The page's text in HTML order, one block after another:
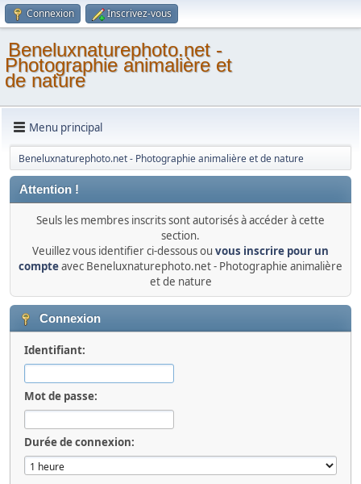
Connexion Inscrivez-vous
Beneluxnaturephoto.net -
Photographie animalière et
de nature
Menu principal
Beneluxnaturephoto.net - Photographie animalière et de nature
Attention !
Seuls les membres inscrits sont autorisés à accéder à cette
section.
Veuillez vous identifier ci-dessous ou vous inscrire pour un
compteavec Beneluxnaturephoto.net - Photographie animalière
et de nature
Connexion
Identifiant:
Mot de passe:
Durée de connexion: